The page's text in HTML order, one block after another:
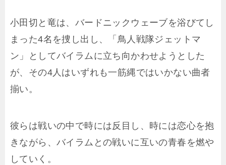
小田切と竜は、バードニックウェーブを浴びてし
まった4名を捜し出し、「鳥人戦隊ジェットマ
ン」としてバイラムに立ち向かわせようとした
が、その4人はいずれも一筋縄ではいかない曲者
揃い。
彼らは戦いの中で時には反目し、時には恋心を抱
きながら、バイラムとの戦いに互いの青春を燃や
していく。